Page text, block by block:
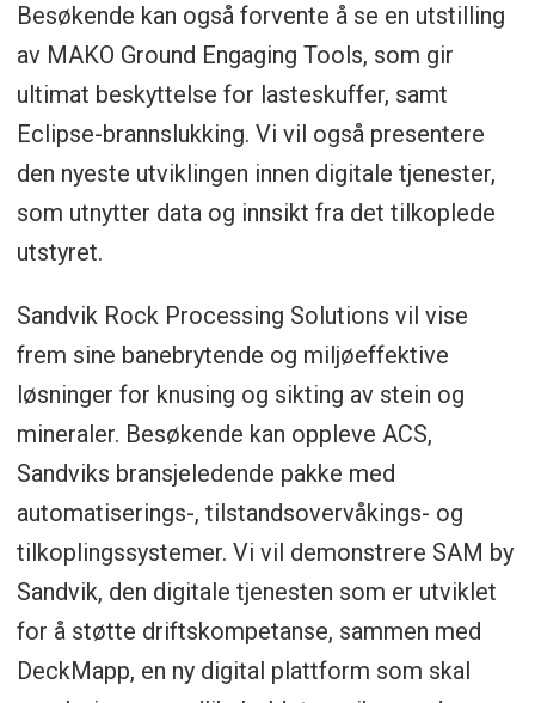
Besøkende kan også forvente å se en utstilling
av MAKO Ground Engaging Tools, som gir
ultimat beskyttelse for lasteskuffer, samt
Eclipse-brannslukking. Vi vil også presentere
den nyeste utviklingen innen digitale tjenester,
som utnytter data og innsikt fra det tilkoplede
utstyret.
Sandvik Rock Processing Solutions vil vise
frem sine banebrytende og miljøeffektive
løsninger for knusing og sikting av stein og
mineraler. Besøkende kan oppleve ACS,
Sandviks bransjeledende pakke med
automatiserings-, tilstandsovervåkings- og
tilkoplingssystemer. Vi vil demonstrere SAM by
Sandvik, den digitale tjenesten som er utviklet
for å støtte driftskompetanse, sammen med
DeckMapp, en ny digital plattform som skal